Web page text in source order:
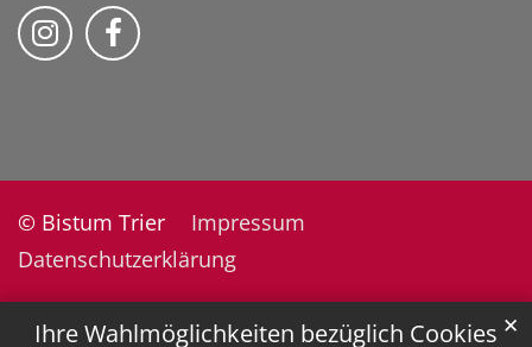
Ihre Wahlmöglichkeiten bezüglich Cookies ✕
Folge uns auf Instragram
Fogle uns auf Facebook
© Bistum Trier
Impressum
Datenschutzerklärung